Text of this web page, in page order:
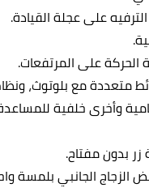
على عجلة القيادة.
على المرتفعات.
متعددة مع بلوتوث،
وأخرى خلفية
بدون مفتاح.
الزجاج الجانبي بلمسة